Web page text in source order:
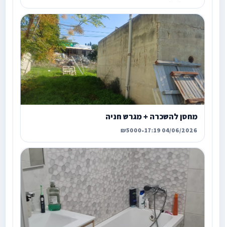
מחסן להשכרה + מגרש חניה
04/06/2026 17:19
•
₪5000